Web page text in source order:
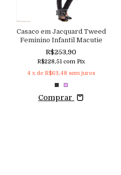
1/3
Casaco em Jacquard Tweed
Feminino Infantil Macutie
R$253,90
R$228,51 com Pix
4 x de R$63,48 sem juros
Comprar